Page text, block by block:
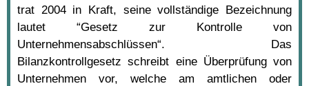
trat 2004 in Kraft, seine vollständige Bezeichnung
lautet “Gesetz zur Kontrolle von
Unternehmensabschlüssen“. Das
Bilanzkontrollgesetz schreibt eine Überprüfung von
Unternehmen vor, welche am amtlichen oder